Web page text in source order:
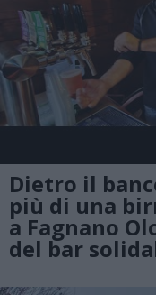
Dietro il
più di una
a Fagnano
del bar